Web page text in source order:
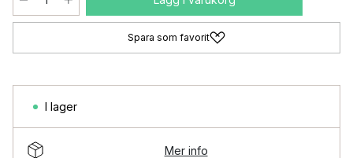
Spara som favorit
I lager
Mer info